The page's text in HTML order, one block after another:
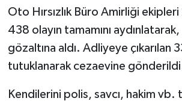
Oto Hırsızlık Büro Amirliği ekipleri
438 olayın tamamını
gözaltına aldı. Adliyeye çıkarılan
tutuklanarak cezaevine
Kendilerini polis, savcı, hakim vb.